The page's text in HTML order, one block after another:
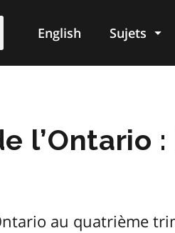
English Sujets
l’Ontario :
au quatrième